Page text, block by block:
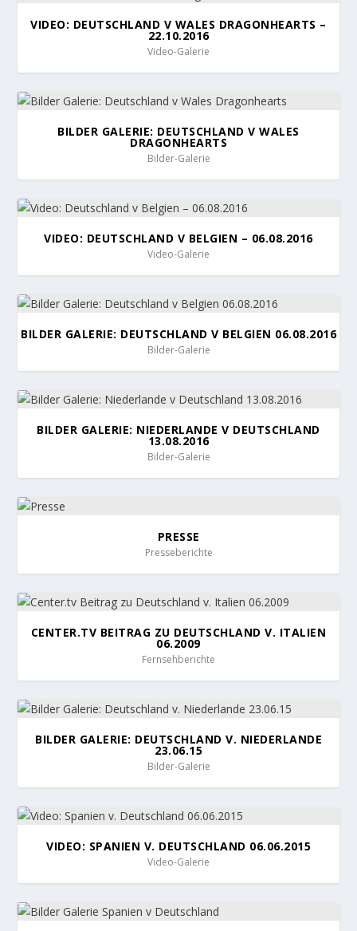
VIDEO: DEUTSCHLAND V WALES DRAGONHEARTS –
22.10.2016
Video-Galerie
BILDER GALERIE: DEUTSCHLAND V WALES
DRAGONHEARTS
Bilder-Galerie
VIDEO: DEUTSCHLAND V BELGIEN – 06.08.2016
Video-Galerie
BILDER GALERIE: DEUTSCHLAND V BELGIEN 06.08.2016
Bilder-Galerie
BILDER GALERIE: NIEDERLANDE V DEUTSCHLAND
13.08.2016
Bilder-Galerie
PRESSE
Presseberichte
CENTER.TV BEITRAG ZU DEUTSCHLAND V. ITALIEN
06.2009
Fernsehberichte
BILDER GALERIE: DEUTSCHLAND V. NIEDERLANDE
23.06.15
Bilder-Galerie
VIDEO: SPANIEN V. DEUTSCHLAND 06.06.2015
Video-Galerie